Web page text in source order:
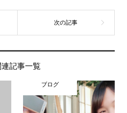
記事一覧
ブログ